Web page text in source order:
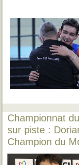
Championnat
sur piste :
Champion du